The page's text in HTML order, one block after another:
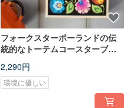
フォークスターポーランドの伝
統的なトーテムコースターブラ
費やします
2,290円
環境に優しい